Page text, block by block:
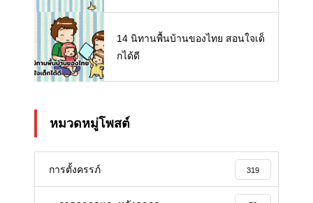
14 นิทานพื้นบ้านของไทย สอนใจเด็
กได้ดี
หมวดหมู่โพสต์
การตั้งครรภ์ 319